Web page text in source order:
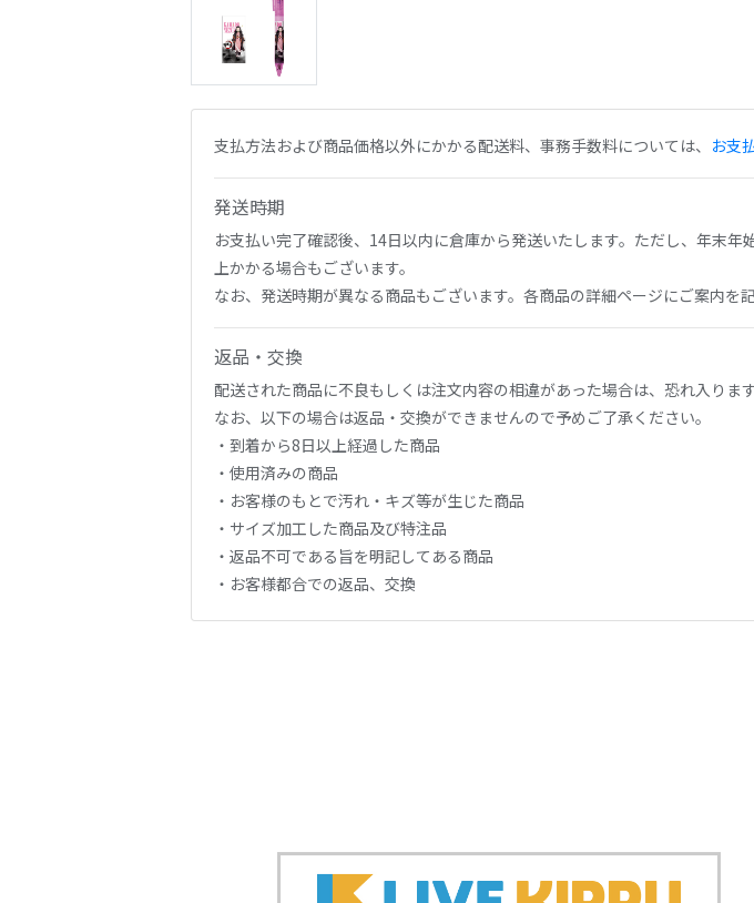
支払方法および商品価格以外にかかる配送料、事務手数料については、 お支
発送時期
お支払い完了確認後、14日以内に倉庫から発送いたします。ただし、年末
上かかる場合もございます。
なお、発送時期が異なる商品もございます。各商品の詳細ページにご案内を
返品・交換
配送された商品に不良もしくは注文内容の相違があった場合は、恐れ入りま
なお、以下の場合は返品・交換ができませんので予めご了承ください。
・到着から8日以上経過した商品
・使用済みの商品
・お客様のもとで汚れ・キズ等が生じた商品
・サイズ加工した商品及び特注品
・返品不可である旨を明記してある商品
・お客様都合での返品、交換